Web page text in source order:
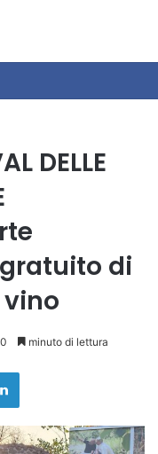
DELLE
di
0 minuto di lettura
LinkedIn